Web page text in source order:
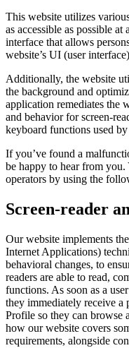
This website utilizes
as accessible as possible
interface that allows
website’s UI (user
Additionally, the website
the background and
application remediates the
and behavior for screen-
keyboard functions used
If you’ve found a
be happy to hear from you.
operators by using the
Screen-reader
Our website implements
Internet Applications)
behavioral changes, to
readers are able to read,
functions. As soon as a
they immediately receive a
Profile so they can browse
how our website covers
requirements, alongside